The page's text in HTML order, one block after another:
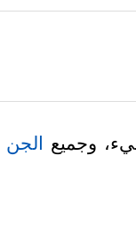
وجميع الجن